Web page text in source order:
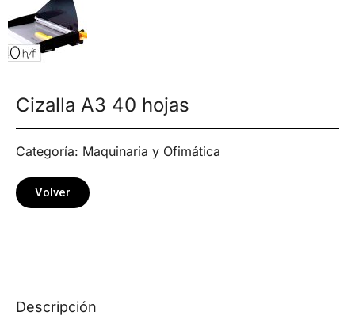
Cizalla A3 40 hojas
Categoría: Maquinaria y Ofimática
Volver
Descripción